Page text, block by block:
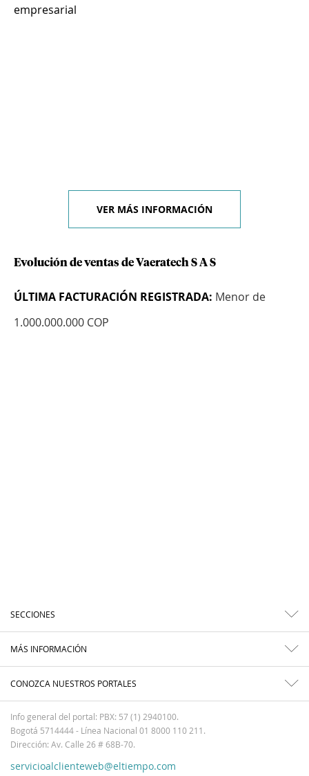
empresarial
VER MÁS INFORMACIÓN
Evolución de ventas de Vaeratech S A S
ÚLTIMA FACTURACIÓN REGISTRADA: Menor de
1.000.000.000 COP
SECCIONES
MÁS INFORMACIÓN
CONOZCA NUESTROS PORTALES
Info general del portal: PBX: 57 (1) 2940100.
Bogotá 5714444 - Línea Nacional 01 8000 110 211.
Dirección: Av. Calle 26 # 68B-70.
servicioalclienteweb@eltiempo.com